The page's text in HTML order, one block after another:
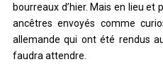
bourreaux d’hier. Mais en lieu et
ancêtres envoyés comme
allemande qui ont été rendus
faudra attendre.